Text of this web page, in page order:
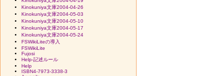
Kinokuniya文庫2004-04-26
Kinokuniya文庫2004-05-03
Kinokuniya文庫2004-05-10
Kinokuniya文庫2004-05-17
Kinokuniya文庫2004-05-24
FSWikiLiteの導入
FSWikiLite
Fujosi
Help-記述ルール
Help
ISBN4-7973-3338-3